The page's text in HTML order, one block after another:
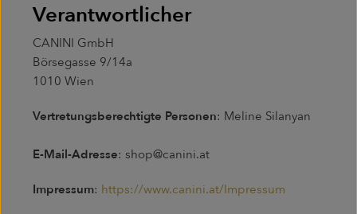
Verantwortlicher
CANINI GmbH
Börsegasse 9/14a
1010 Wien
Vertretungsberechtigte Personen: Meline Silanyan
E-Mail-Adresse: shop@canini.at
Impressum: https://www.canini.at/Impressum